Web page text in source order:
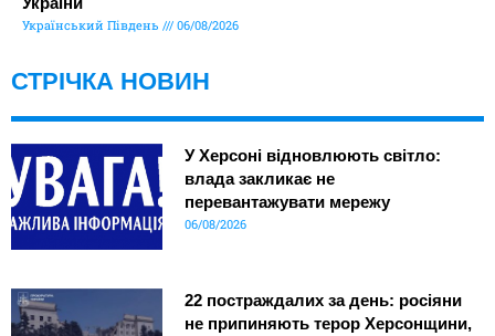
Український Південь 06/08/2026
СТРІЧКА НОВИН
У Херсоні відновлюють світло:
влада закликає не
перевантажувати мережу
06/08/2026
22 постраждалих за день: росіяни
не припиняють терор Херсонщини,